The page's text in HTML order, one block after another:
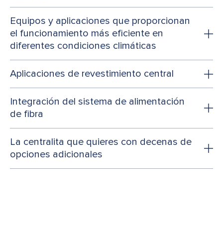
Equipos y aplicaciones que proporcionan
el funcionamiento más eficiente en
diferentes condiciones climáticas
Aplicaciones de revestimiento central
Integración del sistema de alimentación
de fibra
La centralita que quieres con decenas de
opciones adicionales